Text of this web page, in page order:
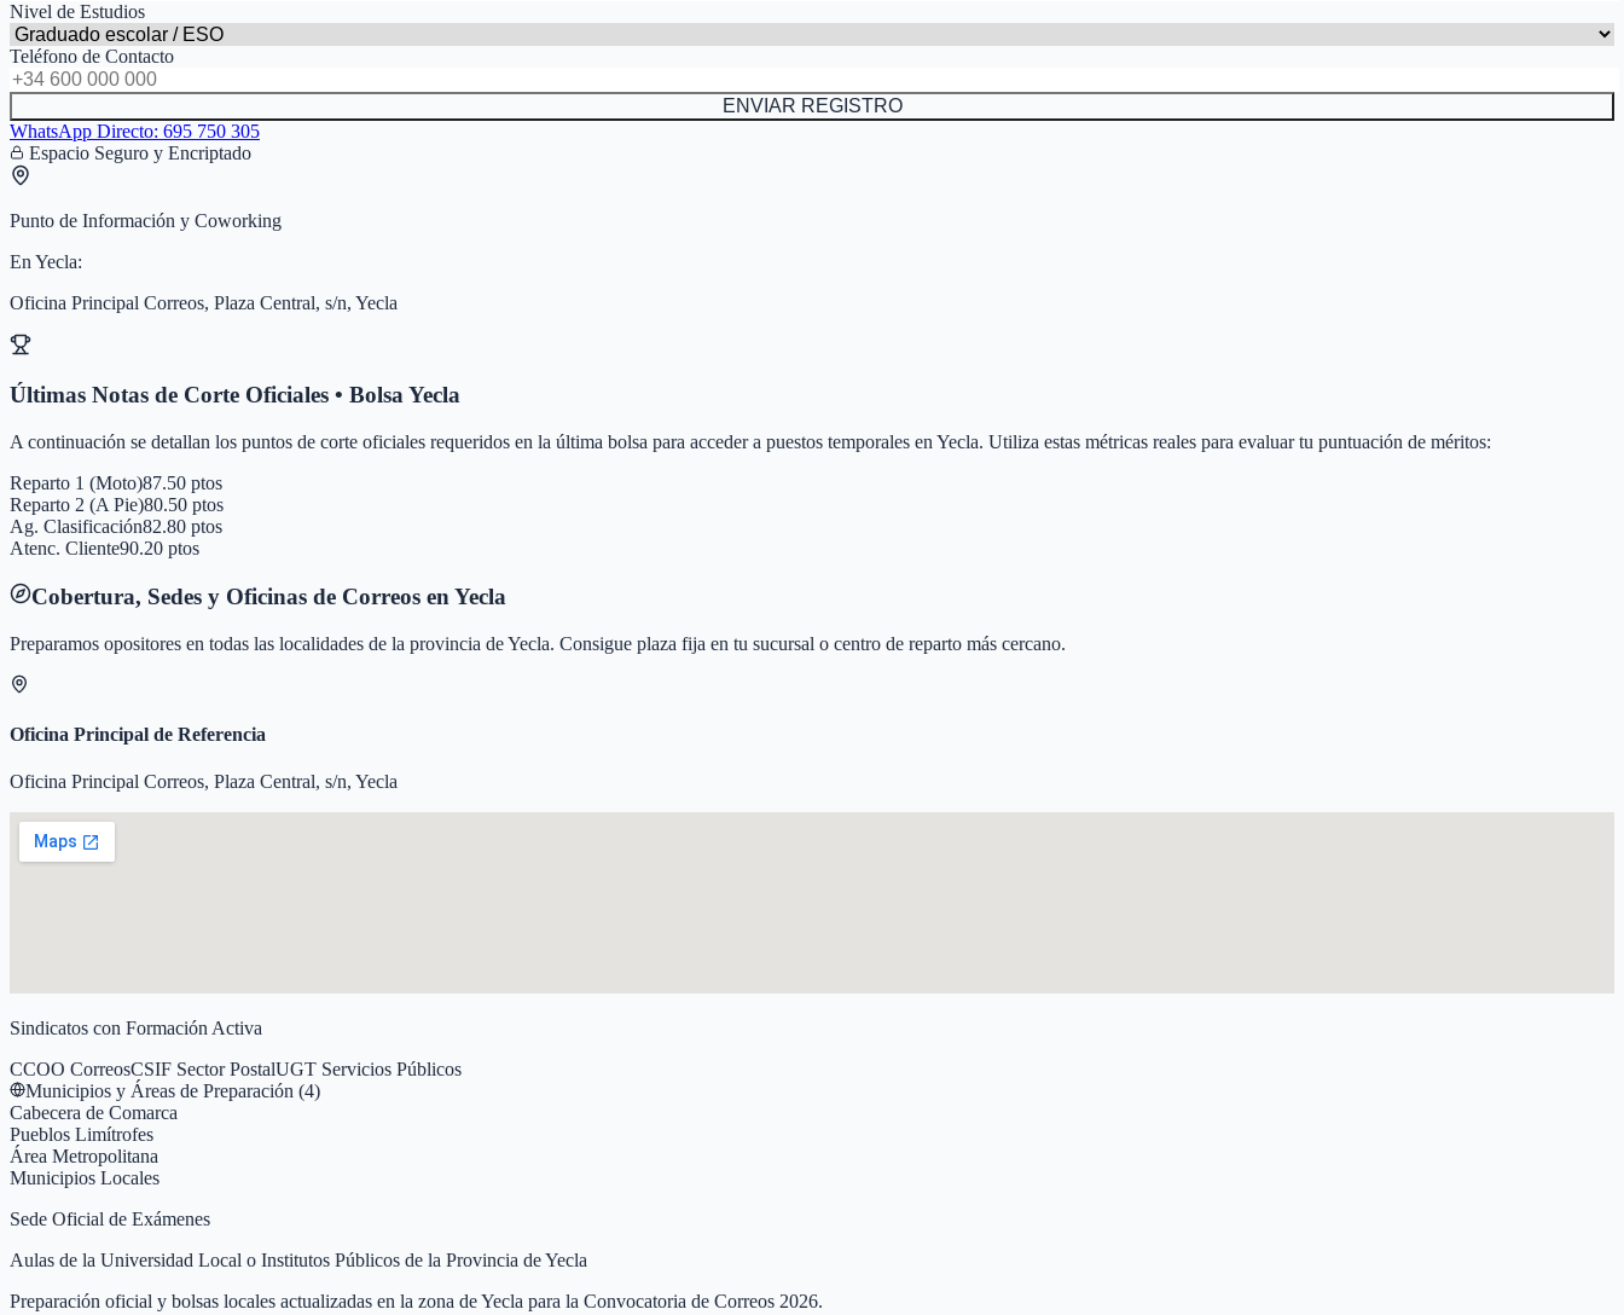
Nivel de Estudios
Teléfono de Contacto
ENVIAR REGISTRO
WhatsApp Directo: 695 750 305
Espacio Seguro y Encriptado
Punto de Información y Coworking
En Yecla:
Oficina Principal Correos, Plaza Central, s/n, Yecla
Últimas Notas de Corte Oficiales • BolsaYecla
A continuación se detallan los puntos de corte oficiales requeridos en la última bolsa para acceder a puestos temporales en Yecla. Utiliza estas métricas reales para evaluar tu puntuación de méritos:
Reparto 1 (Moto)87.50 ptos
Reparto 2 (A Pie)80.50 ptos
Ag. Clasificación82.80 ptos
Atenc. Cliente90.20 ptos
Cobertura, Sedes y Oficinas de Correos en Yecla
Preparamos opositores en todas las localidades de la provincia deYecla. Consigue plaza fija en tu sucursal o centro de reparto más cercano.
Oficina Principal de Referencia
Oficina Principal Correos, Plaza Central, s/n, Yecla
Sindicatos con Formación Activa
CCOO CorreosCSIF Sector PostalUGT Servicios Públicos
Municipios y Áreas de Preparación (4)
Cabecera de Comarca
Pueblos Limítrofes
Área Metropolitana
Municipios Locales
Sede Oficial de Exámenes
Aulas de la Universidad Local o Institutos Públicos de la Provincia de Yecla
Preparación oficial y bolsas locales actualizadas en la zona de Yecla para la Convocatoria de Correos 2026.